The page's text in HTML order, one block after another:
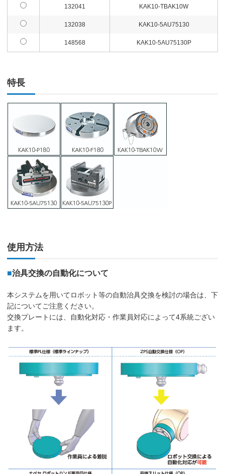
132041 KAK10-TBAK10W
132038 KAK10-5AU75130
148568 KAK10-5AU75130P
特長
使用方法
■治具交換の自動化について
本システムを用いてロボット等の自動治具交換を検討の場合は、下
記についてご注意ください。
交換プレートには、自動化対応・作業員対応によって4系統ござい
ます。